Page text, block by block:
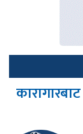
कारागारबाट